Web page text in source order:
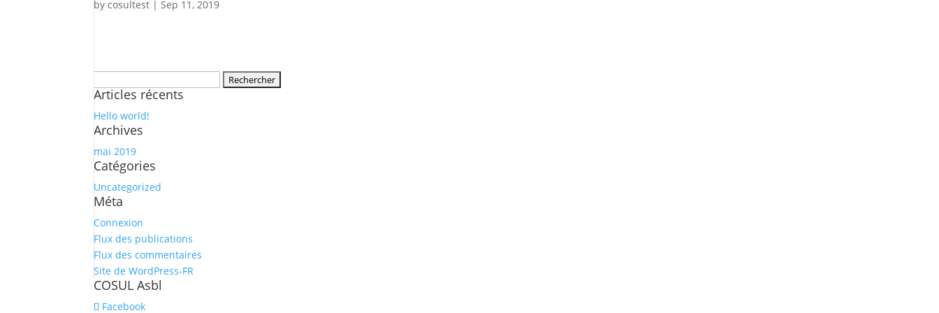
bycosultest |Sep 11, 2019
Articles récents
Hello world!
Archives
mai 2019
Catégories
Uncategorized
Méta
Connexion
Flux des publications
Flux des commentaires
Site de WordPress-FR
COSUL Asbl
Facebook